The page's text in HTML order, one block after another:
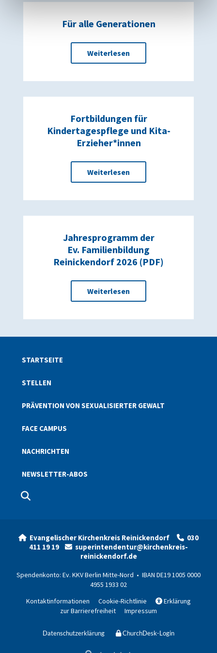
Für alle Generationen
Weiterlesen
Fortbildungen für
Kindertagespflege und Kita-
Erzieher*innen
Weiterlesen
Jahresprogramm der
Ev. Familienbildung
Reinickendorf 2026 (PDF)
Weiterlesen
STARTSEITE
STELLEN
PRÄVENTION VON SEXUALISIERTER GEWALT
FACE CAMPUS
NACHRICHTEN
NEWSLETTER-ABOS
 Evangelischer Kirchenkreis Reinickendorf  030
411 19 19
 superintendentur@kirchenkreis-
reinickendorf.de
Spendenkonto: Ev. KKV Berlin Mitte-Nord • IBAN DE19 1005 0000
4955 1933 02
Kontaktinformationen
Cookie-Richtlinie  Erklärung
zur Barrierefreiheit
Impressum
Datenschutzerklärung ChurchDesk-Login